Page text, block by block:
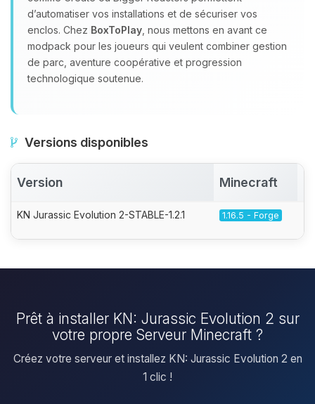
d’automatiser vos installations et de sécuriser vos
enclos. Chez BoxToPlay , nous mettons en avant ce
modpack pour les joueurs qui veulent combiner gestion
de parc, aventure coopérative et progression
technologique soutenue.
Versions disponibles
Version Minecraft
KN Jurassic Evolution 2-STABLE-1.2.1 1.16.5 - Forge
Prêt à installer KN: Jurassic Evolution 2 sur
votre propre Serveur Minecraft ?
Créez votre serveur et installez KN: Jurassic Evolution 2 en
1 clic !